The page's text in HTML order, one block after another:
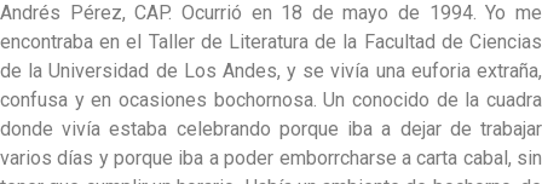
Andrés Pérez, CAP. Ocurrió en 18 de mayo de 1994. Yo me
encontraba en el Taller de Literatura de la Facultad de Ciencias
de la Universidad de Los Andes, y se vivía una euforia extraña,
confusa y en ocasiones bochornosa. Un conocido de la cuadra
donde vivía estaba celebrando porque iba a dejar de trabajar
varios días y porque iba a poder emborrcharse a carta cabal, sin